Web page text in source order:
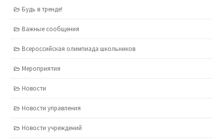
Будь в тренде!
Важные сообщения
Всероссийская олимпиада школьников
Мероприятия
Новости
Новости управления
Новости учреждений